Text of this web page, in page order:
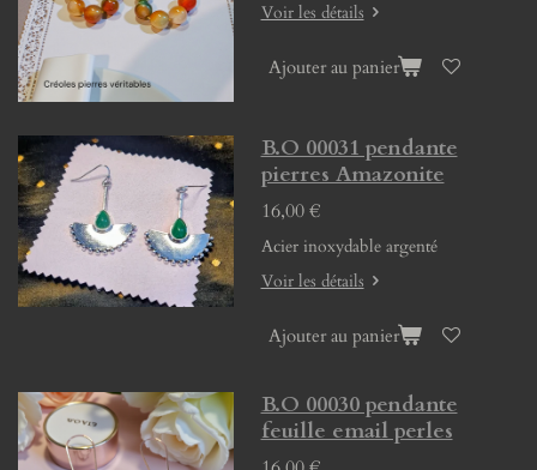
Voir les détails
Ajouter au panier
B.O 00031 pendante
pierres Amazonite
16,00 €
Acier inoxydable argenté
Voir les détails
Ajouter au panier
B.O 00030 pendante
feuille email perles